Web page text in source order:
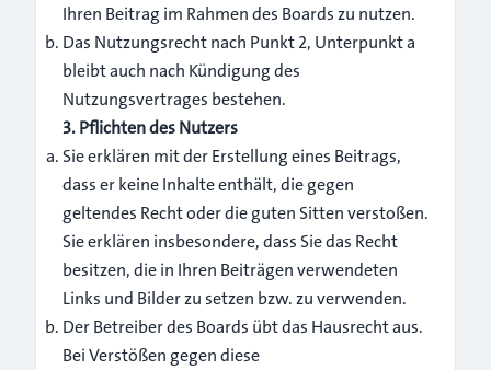
Ihren Beitrag im Rahmen des Boards zu nutzen.
Das Nutzungsrecht nach Punkt 2, Unterpunkt a
bleibt auch nach Kündigung des
Nutzungsvertrages bestehen.
3. Pflichten des Nutzers
Sie erklären mit der Erstellung eines Beitrags,
dass er keine Inhalte enthält, die gegen
geltendes Recht oder die guten Sitten verstoßen.
Sie erklären insbesondere, dass Sie das Recht
besitzen, die in Ihren Beiträgen verwendeten
Links und Bilder zu setzen bzw. zu verwenden.
Der Betreiber des Boards übt das Hausrecht aus.
Bei Verstößen gegen diese